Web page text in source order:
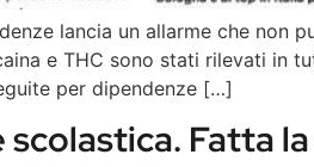
lancia un allarme che
e THC sono stati rilevati in
per dipendenze […]
Fatta